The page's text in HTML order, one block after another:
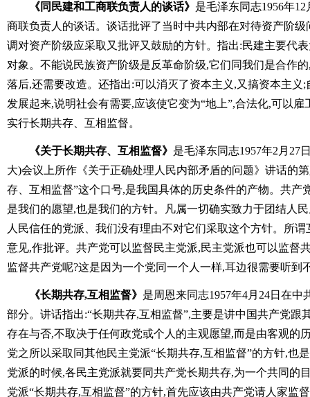
《同民建和工商联负责人的谈话》 是毛泽东同志1956年
商联负责人的谈话。谈话批评了当时中共内部在对待资产阶级
调对资产阶级应采取又批评又鼓励的方针。指出:民建主要代
对象。不能说民族资产阶级是反革命阶级,它们同我们是合作
落后,还需要改造。还指出:可以消灭了资本主义,又搞资本主义;
发展起来,说明社会有需要,应该使它变为“地上”,合法化,可以
实行长期共存、互相监督。
《关于长期共存、互相监督》 是毛泽东同志1957年2月27
大)会议上所作《关于正确处理人民内部矛盾的问题》讲话的
存、互相监督”这个口号,是我国具体的历史条件的产物。共产
是我们的愿望,也是我们的方针。凡属一切确实致力于团结人
人民信任的党派、我们没有理由不对它们采取这个方针。所
意见,作批评。共产党可以监督民主党派,民主党派也可以监督
监督共产党呢?这是因为一个党同一个人一样,耳边很需要听到
《长期共存,互相监督》 是周恩来同志1957年4月24日在
部分。讲话指出:“长期共存,互相监督”,主要是讲中国共产党跟
存在与否,不取决于任何政党或个人的主观愿望,而是由客观的
党之所以采取同其他民主党派“长期共存,互相监督”的方针,也
党派的时候,各民主党派就要同共产党长期共存,为一个共同的
党派“长期共存,互相监督”的方针,首先应该由共产党请人家监